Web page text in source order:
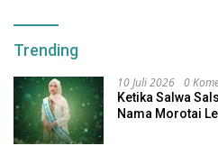
Trending
10 Juli 2026 0
Ketika Salwa
Nama Morotai